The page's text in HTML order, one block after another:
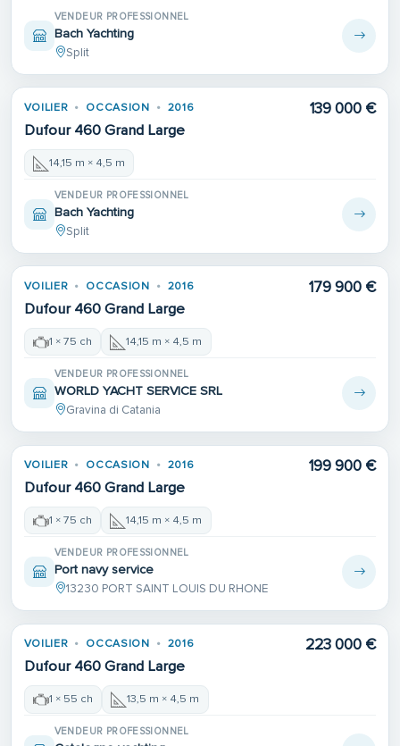
VENDEUR PROFESSIONNEL
Bach Yachting
Split
VOILIER OCCASION 2016
Dufour 460 Grand Large
139 000 €
14,15 m × 4,5 m
VENDEUR PROFESSIONNEL
Bach Yachting
Split
VOILIER OCCASION 2016
Dufour 460 Grand Large
179 900 €
1 × 75 ch 14,15 m × 4,5 m
VENDEUR PROFESSIONNEL
WORLD YACHT SERVICE SRL
Gravina di Catania
VOILIER OCCASION 2016
Dufour 460 Grand Large
199 900 €
1 × 75 ch 14,15 m × 4,5 m
VENDEUR PROFESSIONNEL
Port navy service
13230 PORT SAINT LOUIS DU RHONE
VOILIER OCCASION 2016
Dufour 460 Grand Large
223 000 €
1 × 55 ch 13,5 m × 4,5 m
VENDEUR PROFESSIONNEL